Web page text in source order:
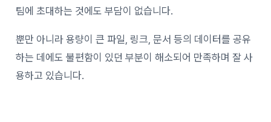
팀에 초대하는 것에도 부담이 없습니다.
뿐만 아니라 용량이 큰 파일, 링크, 문서 등의 데이터를 공유
하는 데에도 불편함이 있던 부분이 해소되어 만족하며 잘 사
용하고 있습니다.